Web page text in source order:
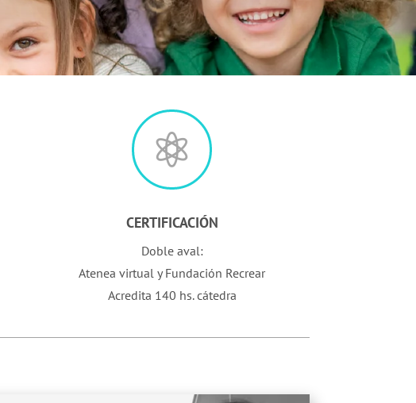

CERTIFICACIÓN
Doble aval:
Atenea virtual y Fundación Recrear
Acredita 140 hs. cátedra